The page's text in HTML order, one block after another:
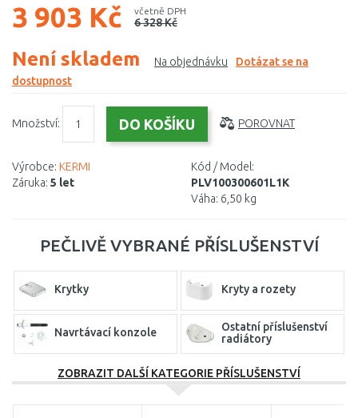
3 903 Kč včetně DPH
6 328 Kč
Není skladem Na objednávku
Dotázat se na
dostupnost
Množství: POROVNAT
Výrobce: KERMI
Záruka: 5 let
Kód / Model:
PLV100300601L1K
Váha: 6,50 kg
PEČLIVĚ VYBRANÉ PŘÍSLUŠENSTVÍ
Krytky Kryty a rozety
Navrtávací konzole
Ostatní příslušenství
radiátory
Stěnové konzole Stojánkové konzole
ZOBRAZIT DALŠÍ KATEGORIE PŘÍSLUŠENSTVÍ